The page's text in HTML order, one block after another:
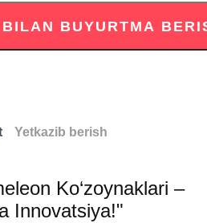
Yetkazib berish
Ko‘zoynaklari –
Innovatsiya!"